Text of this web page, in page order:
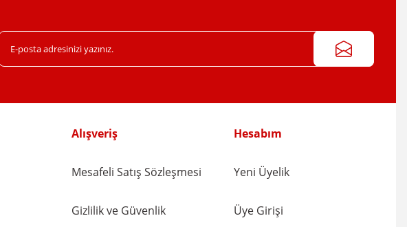
Alışveriş
Mesafeli Satış Sözleşmesi
Gizlilik ve Güvenlik
Hesabım
Yeni Üyelik
Üye Girişi